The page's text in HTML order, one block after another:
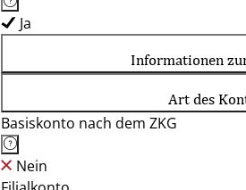
Ja
Informationen
Art des
Basiskonto nach dem ZKG
Nein